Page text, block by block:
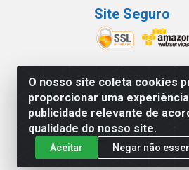
O nosso site coleta cookies
proporcionar uma
publicidade relevante de
qualidade do nosso site.
Aceitar Negar não
Site Seguro
América Latina